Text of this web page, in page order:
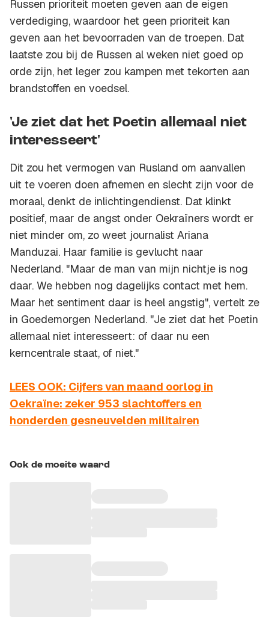
Russen prioriteit moeten geven aan de eigen
verdediging, waardoor het geen prioriteit kan
geven aan het bevoorraden van de troepen. Dat
laatste zou bij de Russen al weken niet goed op
orde zijn, het leger zou kampen met tekorten aan
brandstoffen en voedsel.
'Je ziet dat het Poetin allemaal niet
interesseert'
Dit zou het vermogen van Rusland om aanvallen
uit te voeren doen afnemen en slecht zijn voor de
moraal, denkt de inlichtingendienst. Dat klinkt
positief, maar de angst onder Oekraïners wordt er
niet minder om, zo weet journalist Ariana
Manduzai. Haar familie is gevlucht naar
Nederland. "Maar de man van mijn nichtje is nog
daar. We hebben nog dagelijks contact met hem.
Maar het sentiment daar is heel angstig", vertelt ze
in Goedemorgen Nederland. "Je ziet dat het Poetin
allemaal niet interesseert: of daar nu een
kerncentrale staat, of niet."
LEES OOK: Cijfers van maand oorlog in
Oekraïne: zeker 953 slachtoffers en
honderden gesneuvelden militairen
Ook de moeite waard